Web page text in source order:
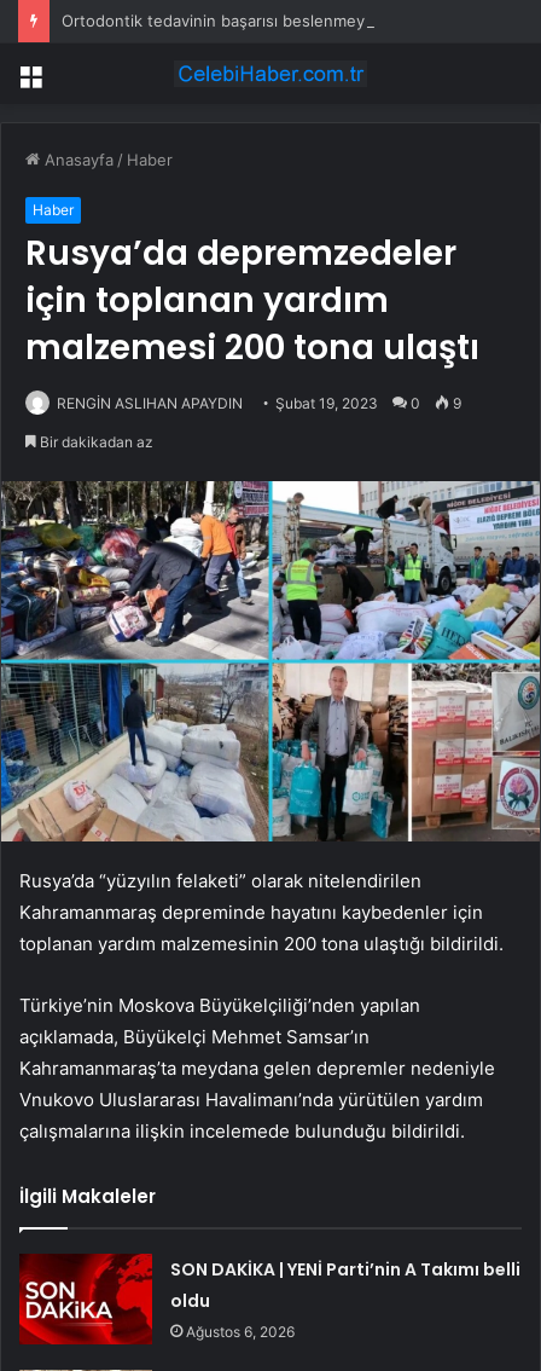
Ortodontik tedavinin başarısı beslenmeyle başlar!
Menü
Anasayfa / Haber
Haber
Rusya’da depremzedeler
için toplanan yardım
malzemesi 200 tona ulaştı
RENGİN ASLIHAN APAYDIN Şubat 19, 2023 0 9
Bir dakikadan az
Rusya’da “yüzyılın felaketi” olarak nitelendirilen
Kahramanmaraş depreminde hayatını kaybedenler için
toplanan yardım malzemesinin 200 tona ulaştığı bildirildi.
Türkiye’nin Moskova Büyükelçiliği’nden yapılan
açıklamada, Büyükelçi Mehmet Samsar’ın
Kahramanmaraş’ta meydana gelen depremler nedeniyle
Vnukovo Uluslararası Havalimanı’nda yürütülen yardım
çalışmalarına ilişkin incelemede bulunduğu bildirildi.
İlgili Makaleler
SON DAKİKA | YENİ Parti’nin A Takımı belli
oldu
Ağustos 6, 2026